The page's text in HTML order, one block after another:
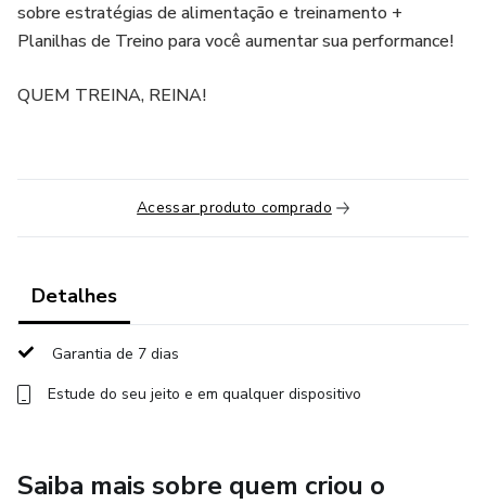
sobre estratégias de alimentação e treinamento +
Planilhas de Treino para você aumentar sua performance!
QUEM TREINA, REINA!
Acessar produto comprado
Detalhes
Garantia de 7 dias
Estude do seu jeito e em qualquer dispositivo
Saiba mais sobre quem criou o